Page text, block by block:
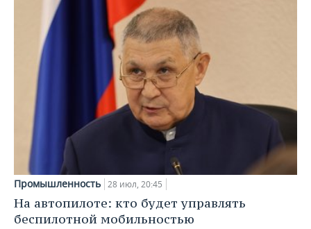
Промышленность 28 июл, 20:45
На автопилоте: кто будет управлять
беспилотной мобильностью